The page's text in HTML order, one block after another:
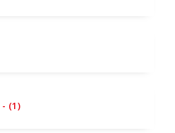
- (1)